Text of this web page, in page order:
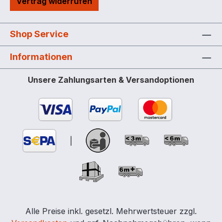
Bluetooth weiteres Zubehör je nach
zugelassen zur Aufstellung im Freien
komplett montiert – sofort einsatzbereit
Außenabmessungen (bxtxh) 228 x 240 x
185 cm Gewicht 212 kg | Versandgewicht
232 kg Weitere technische Daten:
Zulassung DIN/EN EN 13341 Zulassung
Schweiz: nein Material LLDPE/LLDPE
unbeschichtet Behälterfarbe grau
Betriebsspannung 230 Volt Frequenz 50
Hz Pumpenantrieb: Elektropumpe Max.
Zapfschlauchlänge 8,00 m
Schlauchdurchmesser DN 25 Stapelbar:
beachten: Pumpenleistung kann sich, je
Shop Service
Informationen
Unsere Zahlungsarten & Versandoptionen
Alle Preise inkl. gesetzl. Mehrwertsteuer zzgl.